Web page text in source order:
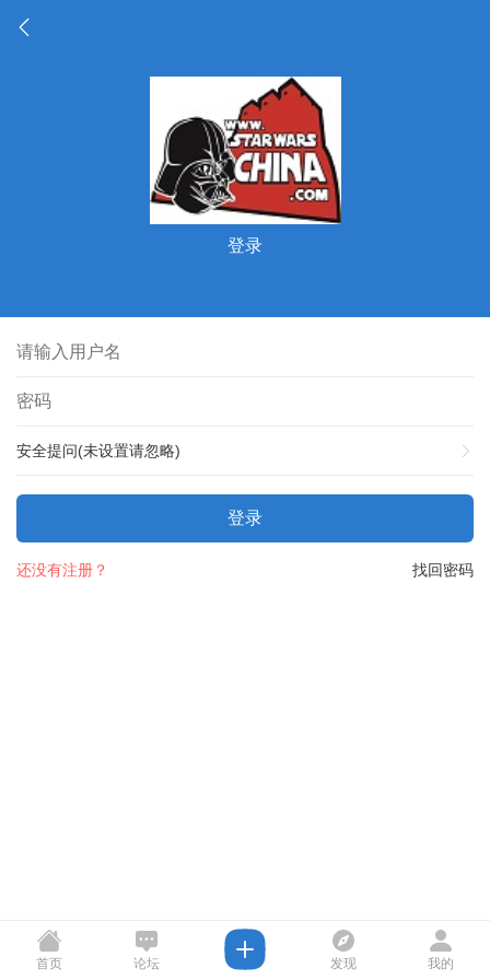
登录
安全提问(未设置请忽略)
登录
找回密码
还没有注册？
首页 论坛 发现 我的